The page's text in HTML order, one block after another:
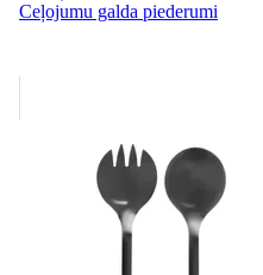
Ceļojumu galda piederumi